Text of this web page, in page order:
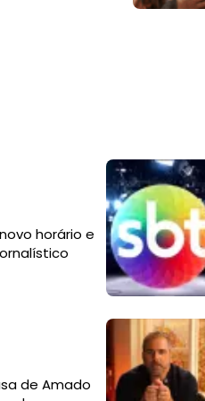
horário e
de Amado